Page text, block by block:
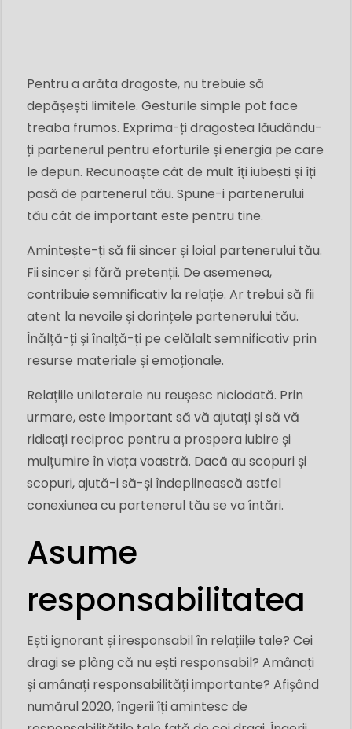
Pentru a arăta dragoste, nu trebuie să
depășești limitele. Gesturile simple pot face
treaba frumos. Exprima-ți dragostea lăudându-
ți partenerul pentru eforturile și energia pe care
le depun. Recunoaște cât de mult îți iubești și îți
pasă de partenerul tău. Spune-i partenerului
tău cât de important este pentru tine.
Amintește-ți să fii sincer și loial partenerului tău.
Fii sincer și fără pretenții. De asemenea,
contribuie semnificativ la relație. Ar trebui să fii
atent la nevoile și dorințele partenerului tău.
Înălță-ți și înalță-ți pe celălalt semnificativ prin
resurse materiale și emoționale.
Relațiile unilaterale nu reușesc niciodată. Prin
urmare, este important să vă ajutați și să vă
ridicați reciproc pentru a prospera iubire și
mulțumire în viața voastră. Dacă au scopuri și
scopuri, ajută-i să-și îndeplinească astfel
conexiunea cu partenerul tău se va întări.
Asume
responsabilitatea
Ești ignorant și iresponsabil în relațiile tale? Cei
dragi se plâng că nu ești responsabil? Amânați
și amânați responsabilități importante? Afișând
numărul 2020, îngerii îți amintesc de